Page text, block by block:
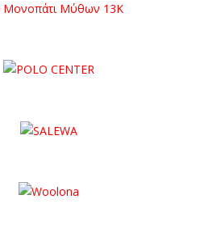
Μονοπάτι Μύθων 13Κ